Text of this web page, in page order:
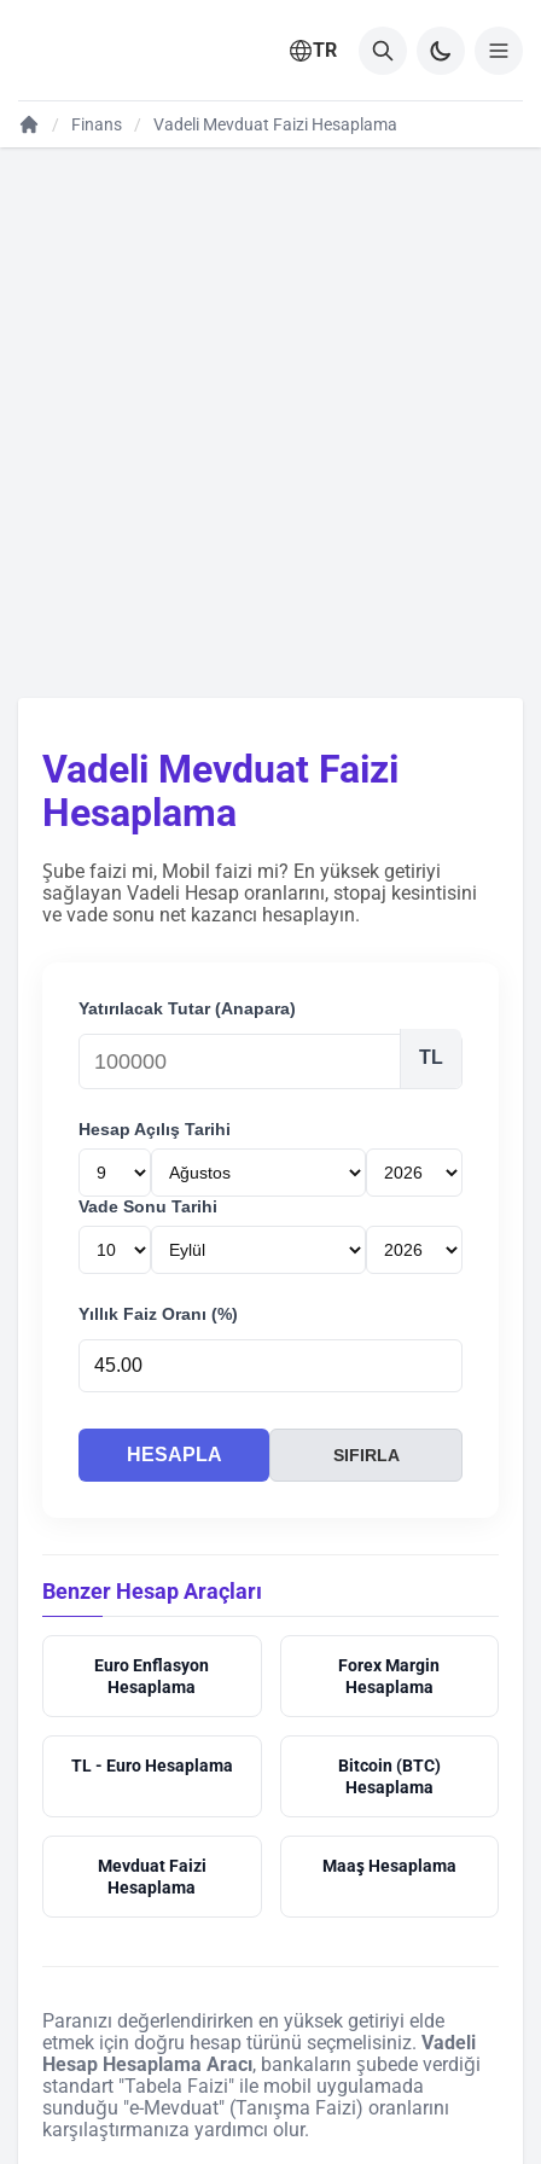
TR
Finans Vadeli Mevduat Faizi Hesaplama
Vadeli Mevduat Faizi
Hesaplama
Şube faizi mi, Mobil faizi mi? En yüksek getiriyi
sağlayan Vadeli Hesap oranlarını, stopaj kesintisini
ve vade sonu net kazancı hesaplayın.
Yatırılacak Tutar (Anapara)
TL
Hesap Açılış Tarihi
Vade Sonu Tarihi
Yıllık Faiz Oranı (%)
HESAPLA SIFIRLA
Benzer Hesap Araçları
Euro Enflasyon
Hesaplama
Forex Margin
Hesaplama
TL - Euro Hesaplama
Bitcoin (BTC)
Hesaplama
Mevduat Faizi
Hesaplama
Maaş Hesaplama
Paranızı değerlendirirken en yüksek getiriyi elde
etmek için doğru hesap türünü seçmelisiniz. Vadeli
Hesap Hesaplama Aracı, bankaların şubede verdiği
standart "Tabela Faizi" ile mobil uygulamada
sunduğu "e-Mevduat" (Tanışma Faizi) oranlarını
karşılaştırmanıza yardımcı olur.